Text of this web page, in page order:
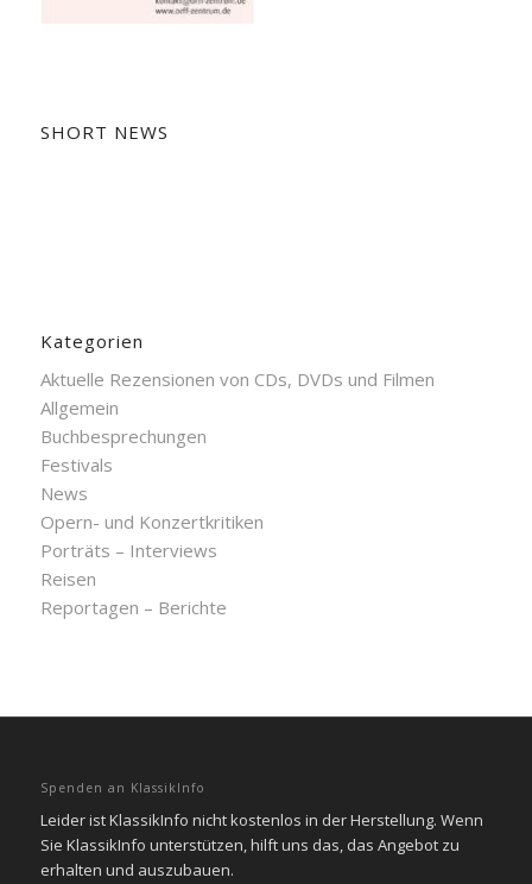
SHORT NEWS
Kategorien
Aktuelle Rezensionen von CDs, DVDs und Filmen
Allgemein
Buchbesprechungen
Festivals
News
Opern- und Konzertkritiken
Porträts – Interviews
Reisen
Reportagen – Berichte
Spenden an KlassikInfo
Leider ist KlassikInfo nicht kostenlos in der Herstellung. Wenn
Sie KlassikInfo unterstützen, hilft uns das, das Angebot zu
erhalten und auszubauen.